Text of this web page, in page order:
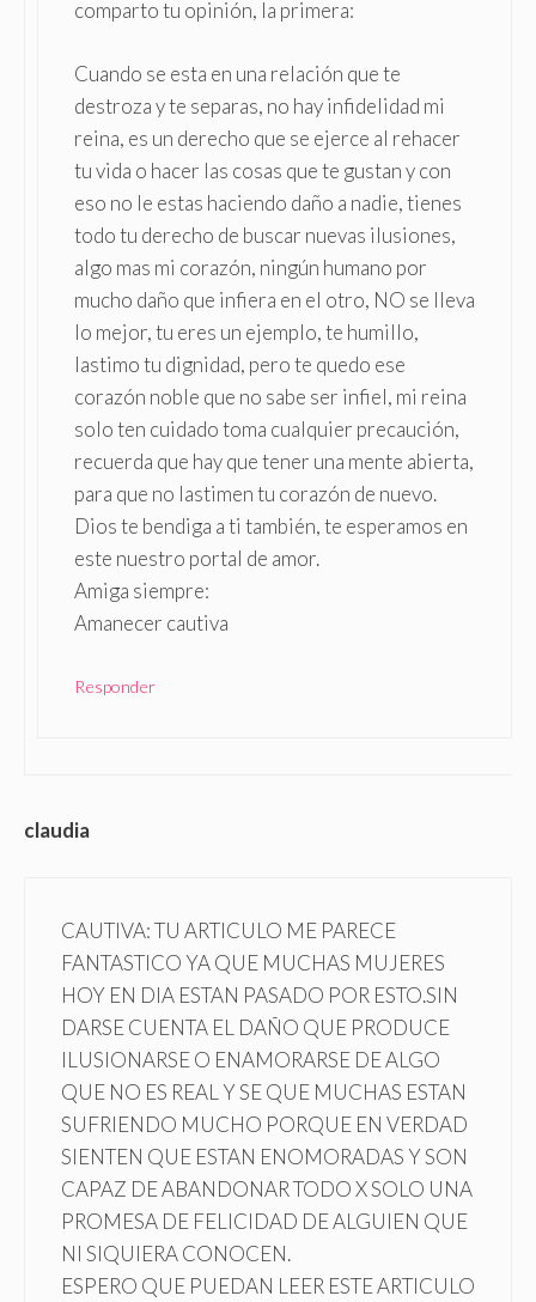
comparto tu opinión, la primera:
Cuando se esta en una relación que te
destroza y te separas, no hay infidelidad mi
reina, es un derecho que se ejerce al rehacer
tu vida o hacer las cosas que te gustan y con
eso no le estas haciendo daño a nadie, tienes
todo tu derecho de buscar nuevas ilusiones,
algo mas mi corazón, ningún humano por
mucho daño que infiera en el otro, NO se lleva
lo mejor, tu eres un ejemplo, te humillo,
lastimo tu dignidad, pero te quedo ese
corazón noble que no sabe ser infiel, mi reina
solo ten cuidado toma cualquier precaución,
recuerda que hay que tener una mente abierta,
para que no lastimen tu corazón de nuevo.
Dios te bendiga a ti también, te esperamos en
este nuestro portal de amor.
Amiga siempre:
Amanecer cautiva
Responder
claudia
CAUTIVA: TU ARTICULO ME PARECE
FANTASTICO YA QUE MUCHAS MUJERES
HOY EN DIA ESTAN PASADO POR ESTO.SIN
DARSE CUENTA EL DAÑO QUE PRODUCE
ILUSIONARSE O ENAMORARSE DE ALGO
QUE NO ES REAL Y SE QUE MUCHAS ESTAN
SUFRIENDO MUCHO PORQUE EN VERDAD
SIENTEN QUE ESTAN ENOMORADAS Y SON
CAPAZ DE ABANDONAR TODO X SOLO UNA
PROMESA DE FELICIDAD DE ALGUIEN QUE
NI SIQUIERA CONOCEN.
ESPERO QUE PUEDAN LEER ESTE ARTICULO